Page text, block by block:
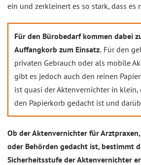
ein und zerkleinert es so stark, dass es
Für den Bürobedarf kommen dabei
Auffangkorb zum Einsatz. Für den
privaten Gebrauch oder als mobile
gibt es jedoch auch den reinen
ist quasi der Aktenvernichter in klein,
den Papierkorb gedacht ist und
Ob der Aktenvernichter für
oder Behörden gedacht ist, bestimmt
Sicherheitsstufe der Aktenvernichter